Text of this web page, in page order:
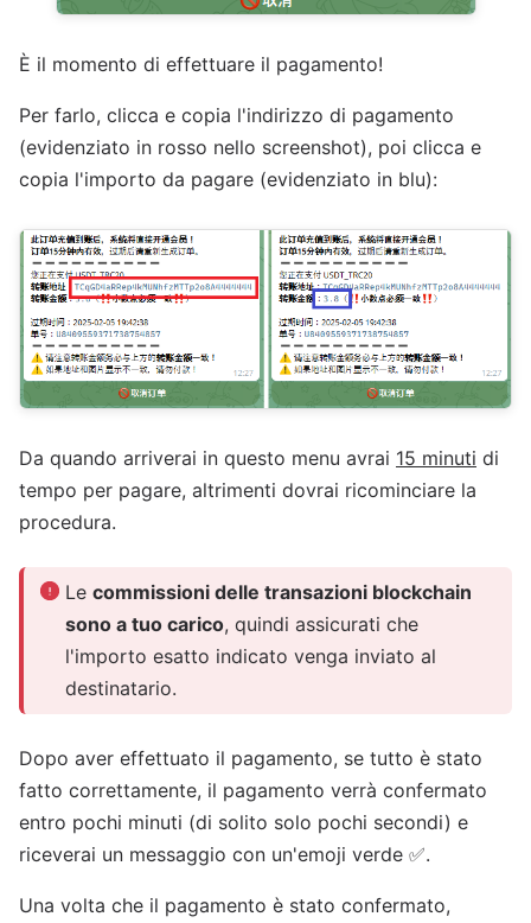
È il momento di effettuare il pagamento!
Per farlo, clicca e copia l'indirizzo di pagamento
(evidenziato in rosso nello screenshot), poi clicca e
copia l'importo da pagare (evidenziato in blu):
Da quando arriverai in questo menu avrai 15 minuti di
tempo per pagare, altrimenti dovrai ricominciare la
procedura.
Le commissioni delle transazioni blockchain
sono a tuo carico, quindi assicurati che
l'importo esatto indicato venga inviato al
destinatario.
Dopo aver effettuato il pagamento, se tutto è stato
fatto correttamente, il pagamento verrà confermato
entro pochi minuti (di solito solo pochi secondi) e
riceverai un messaggio con un'emoji verde ✅.
Una volta che il pagamento è stato confermato,